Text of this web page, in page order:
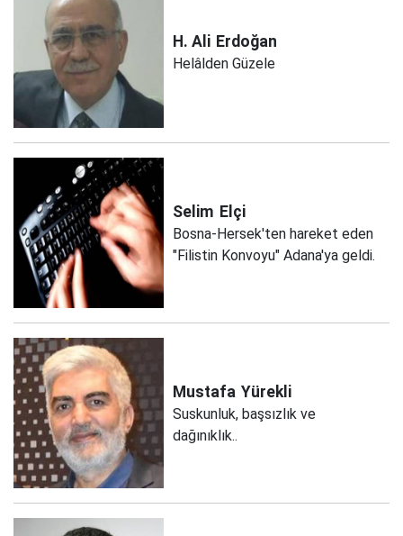
H. Ali Erdoğan
Helâlden Güzele
Selim Elçi
Bosna-Hersek'ten hareket eden
"Filistin Konvoyu" Adana'ya geldi.
Mustafa Yürekli
Suskunluk, başsızlık ve
dağınıklık..